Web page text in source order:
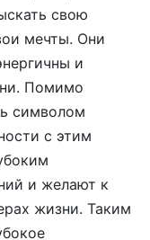
свою
мечты. Они
и
Помимо
символом
с этим
и желают к
жизни. Таким